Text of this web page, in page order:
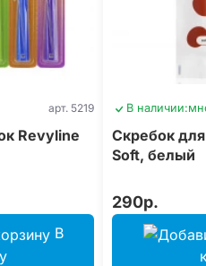
арт. 5219
Revyline
В
В наличии:
Скребок
Soft, белый
290р.